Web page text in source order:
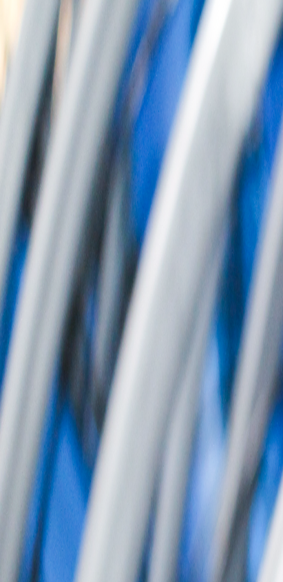
회사소개
제품소개
설치사례
고객센터